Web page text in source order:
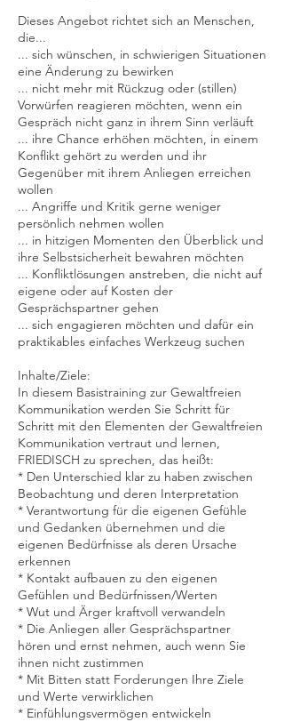
Dieses Angebot richtet sich an Menschen,
die...
... sich wünschen, in schwierigen Situationen
eine Änderung zu bewirken
... nicht mehr mit Rückzug oder (stillen)
Vorwürfen reagieren möchten, wenn ein
Gespräch nicht ganz in ihrem Sinn verläuft
... ihre Chance erhöhen möchten, in einem
Konflikt gehört zu werden und ihr
Gegenüber mit ihrem Anliegen erreichen
wollen
... Angriffe und Kritik gerne weniger
persönlich nehmen wollen
... in hitzigen Momenten den Überblick und
ihre Selbstsicherheit bewahren möchten
... Konfliktlösungen anstreben, die nicht auf
eigene oder auf Kosten der
Gesprächspartner gehen
... sich engagieren möchten und dafür ein
praktikables einfaches Werkzeug suchen
Inhalte/Ziele:
In diesem Basistraining zur Gewaltfreien
Kommunikation werden Sie Schritt für
Schritt mit den Elementen der Gewaltfreien
Kommunikation vertraut und lernen,
FRIEDISCH zu sprechen, das heißt:
* Den Unterschied klar zu haben zwischen
Beobachtung und deren Interpretation
* Verantwortung für die eigenen Gefühle
und Gedanken übernehmen und die
eigenen Bedürfnisse als deren Ursache
erkennen
* Kontakt aufbauen zu den eigenen
Gefühlen und Bedürfnissen/Werten
* Wut und Ärger kraftvoll verwandeln
* Die Anliegen aller Gesprächspartner
hören und ernst nehmen, auch wenn Sie
ihnen nicht zustimmen
* Mit Bitten statt Forderungen Ihre Ziele
und Werte verwirklichen
* Einfühlungsvermögen entwickeln